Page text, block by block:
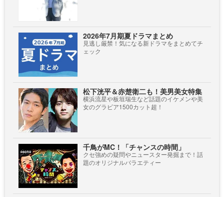
2026年7月期夏ドラマまとめ
見逃し厳禁！気になる新ドラマをまとめてチ
ェック
松下洸平＆赤楚衛二も！美男美女特集
横浜流星や板垣瑞生など話題のイケメンや美
女のグラビア1500カット超！
千鳥がMC！「チャンスの時間」
クセ強めの疑問やニュースター発掘まで！話
題のオリジナルバラエティー